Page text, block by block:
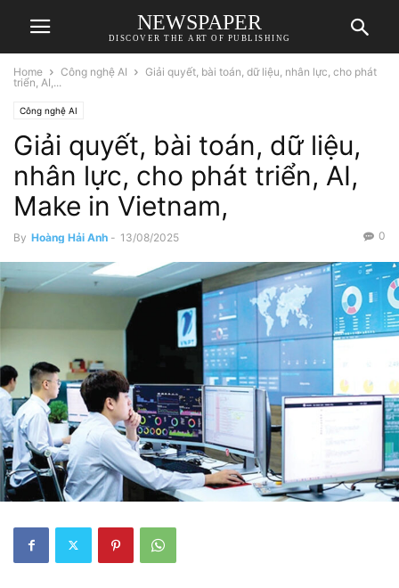
NEWSPAPER
DISCOVER THE ART OF PUBLISHING
Home Công nghệ AI
Giải quyết, bài toán, dữ liệu, nhân lực, cho phát
triển, AI,...
Công nghệ AI
Giải quyết, bài toán, dữ liệu,
nhân lực, cho phát triển, AI,
Make in Vietnam,
By Hoàng Hải Anh - 13/08/2025 0